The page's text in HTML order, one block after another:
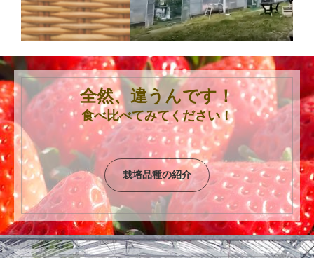
全然、違うんです！
食べ比べてみてください！
栽培品種の紹介